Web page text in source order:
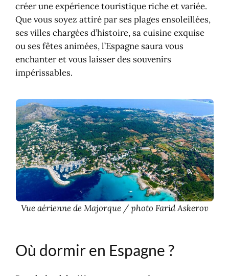
créer une expérience touristique riche et variée.
Que vous soyez attiré par ses plages ensoleillées,
ses villes chargées d’histoire, sa cuisine exquise
ou ses fêtes animées, l’Espagne saura vous
enchanter et vous laisser des souvenirs
impérissables.
Vue aérienne de Majorque / photo Farid Askerov
Où dormir en Espagne ?